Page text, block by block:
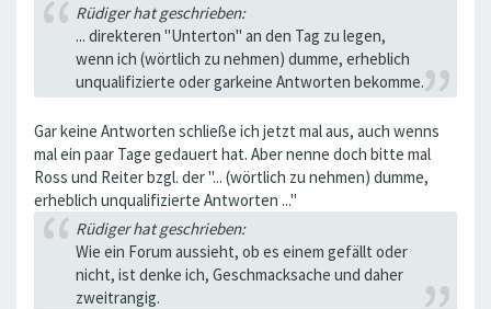
Rüdiger hat geschrieben:
... direkteren "Unterton" an den Tag zu legen,
wenn ich (wörtlich zu nehmen) dumme, erheblich
unqualifizierte oder garkeine Antworten bekomme.
Gar keine Antworten schließe ich jetzt mal aus, auch wenns
mal ein paar Tage gedauert hat. Aber nenne doch bitte mal
Ross und Reiter bzgl. der "... (wörtlich zu nehmen) dumme,
erheblich unqualifizierte Antworten ..."
Rüdiger hat geschrieben:
Wie ein Forum aussieht, ob es einem gefällt oder
nicht, ist denke ich, Geschmacksache und daher
zweitrangig.